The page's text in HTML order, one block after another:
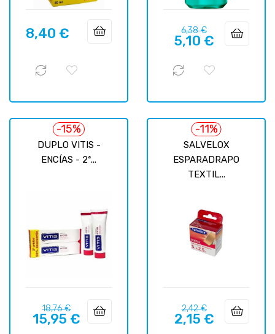
Precio
8,40 €
Precio
regular
6,38 €Precio
5,10 €
DUPLO VITIS -
ENCÍAS - 2ª...
-15%
Precio
regular
18,76 €Precio
15,95 €
SALVELOX
ESPARADRAPO
TEXTIL...
-11%
Precio
regular
2,42 €Precio
2,15 €